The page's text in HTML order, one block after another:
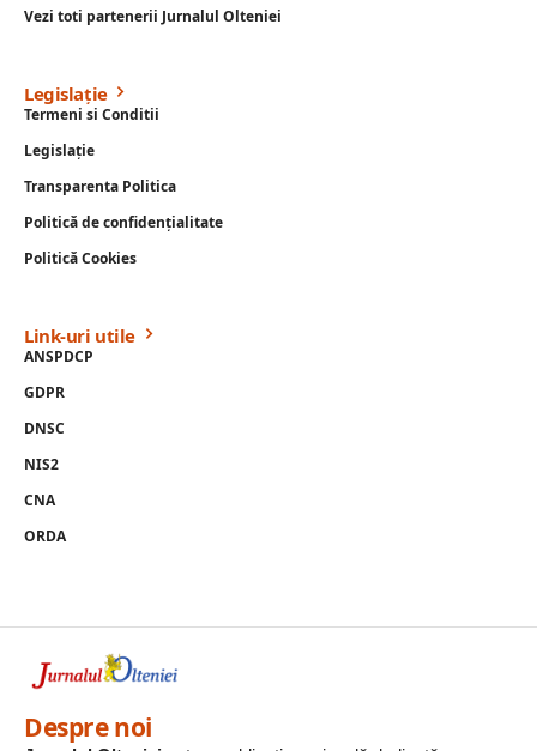
Vezi toti partenerii Jurnalul Olteniei
Legislație
Termeni si Conditii
Legislație
Transparenta Politica
Politică de confidențialitate
Politică Cookies
Link-uri utile
ANSPDCP
GDPR
DNSC
NIS2
CNA
ORDA
Despre noi